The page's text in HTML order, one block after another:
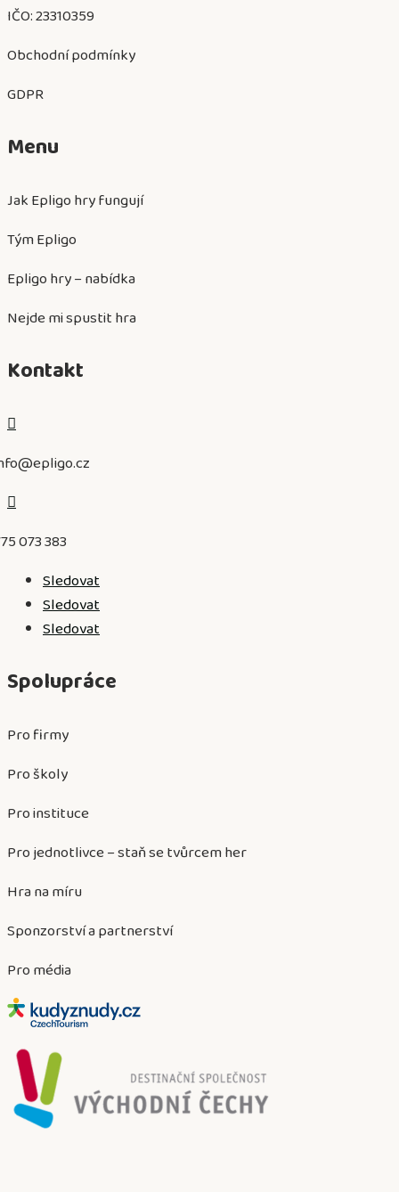
IČO:23310359
Obchodní podmínky
GDPR
Menu
Jak Epligo hry fungují
Tým Epligo
Epligo hry – nabídka
Nejde mi spustit hra
Kontakt


073 383
Sledovat
Sledovat
Sledovat
Spolupráce
Pro firmy
Pro školy
Pro instituce
Pro jednotlivce – staň se tvůrcem her
Hra na míru
Sponzorství a partnerství
Pro média